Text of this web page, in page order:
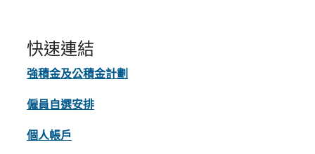
快速連結
強積金及公積金計劃
僱員自選安排
個人帳戶